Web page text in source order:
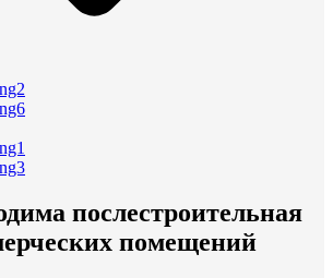
послестроительная
помещений